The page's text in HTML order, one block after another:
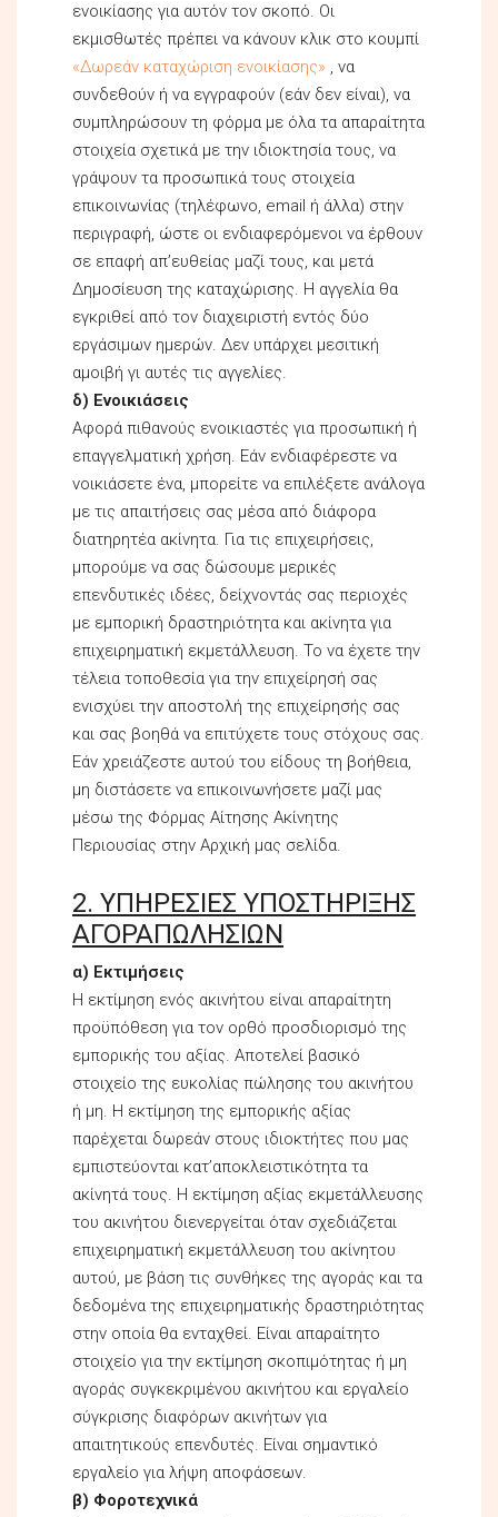
ενοικίασης για αυτόν τον σκοπό. Οι
εκμισθωτές πρέπει να κάνουν κλικ στο κουμπί
«Δωρεάν καταχώριση ενοικίασης» , να
συνδεθούν ή να εγγραφούν (εάν δεν είναι), να
συμπληρώσουν τη φόρμα με όλα τα απαραίτητα
στοιχεία σχετικά με την ιδιοκτησία τους, να
γράψουν τα προσωπικά τους στοιχεία
επικοινωνίας (τηλέφωνο, email ή άλλα) στην
περιγραφή, ώστε οι ενδιαφερόμενοι να έρθουν
σε επαφή απ’ευθείας μαζί τους, και μετά
Δημοσίευση της καταχώρισης. Η αγγελία θα
εγκριθεί από τον διαχειριστή εντός δύο
εργάσιμων ημερών. Δεν υπάρχει μεσιτική
αμοιβή γι αυτές τις αγγελίες.
δ) Ενοικιάσεις
Αφορά πιθανούς ενοικιαστές για προσωπική ή
επαγγελματική χρήση. Εάν ενδιαφέρεστε να
νοικιάσετε ένα, μπορείτε να επιλέξετε ανάλογα
με τις απαιτήσεις σας μέσα από διάφορα
διατηρητέα ακίνητα. Για τις επιχειρήσεις,
μπορούμε να σας δώσουμε μερικές
επενδυτικές ιδέες, δείχνοντάς σας περιοχές
με εμπορική δραστηριότητα και ακίνητα για
επιχειρηματική εκμετάλλευση. Το να έχετε την
τέλεια τοποθεσία για την επιχείρησή σας
ενισχύει την αποστολή της επιχείρησής σας
και σας βοηθά να επιτύχετε τους στόχους σας.
Εάν χρειάζεστε αυτού του είδους τη βοήθεια,
μη διστάσετε να επικοινωνήσετε μαζί μας
μέσω της Φόρμας Αίτησης Ακίνητης
Περιουσίας στην Αρχική μας σελίδα.
2. ΥΠΗΡΕΣΙΕΣ ΥΠΟΣΤΗΡΙΞΗΣ
ΑΓΟΡΑΠΩΛΗΣΙΩΝ
α) Εκτιμήσεις
Η εκτίμηση ενός ακινήτου είναι απαραίτητη
προϋπόθεση για τον ορθό προσδιορισμό της
εμπορικής του αξίας. Αποτελεί βασικό
στοιχείο της ευκολίας πώλησης του ακινήτου
ή μη. Η εκτίμηση της εμπορικής αξίας
παρέχεται δωρεάν στους ιδιοκτήτες που μας
εμπιστεύονται κατ’αποκλειστικότητα τα
ακίνητά τους. Η εκτίμηση αξίας εκμετάλλευσης
του ακινήτου διενεργείται όταν σχεδιάζεται
επιχειρηματική εκμετάλλευση του ακίνητου
αυτού, με βάση τις συνθήκες της αγοράς και τα
δεδομένα της επιχειρηματικής δραστηριότητας
στην οποία θα ενταχθεί. Είναι απαραίτητο
στοιχείο για την εκτίμηση σκοπιμότητας ή μη
αγοράς συγκεκριμένου ακινήτου και εργαλείο
σύγκρισης διαφόρων ακινήτων για
απαιτητικούς επενδυτές. Είναι σημαντικό
εργαλείο για λήψη αποφάσεων.
β) Φοροτεχνικά